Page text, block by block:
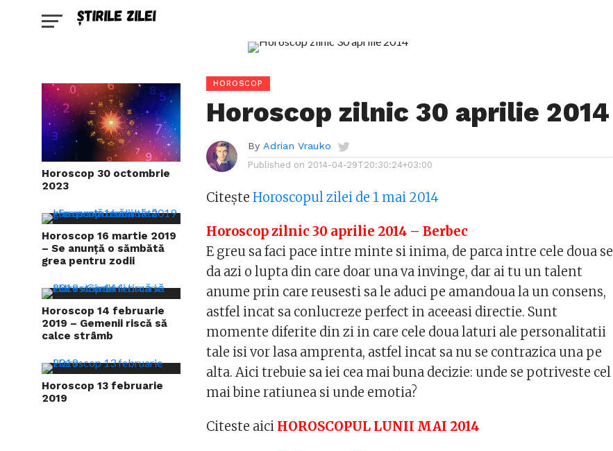
Horoscop 30 octombrie
2023
Horoscop 16 martie 2019
– Se anunță o sămbătă
grea pentru zodii
Horoscop 14 februarie
2019 – Gemenii riscă să
calce strâmb
Horoscop 13 februarie
2019
HOROSCOP
Horoscop zilnic 30 aprilie 2014
By Adrian Vrauko
Published on 2014-04-29T20:30:24+03:00
CiteșteHoroscopul zilei de 1 mai 2014
Horoscop zilnic 30 aprilie 2014 – Berbec
E greu sa faci pace intre minte si inima, de parca intre cele doua se
da azi o lupta din care doar una va invinge, dar ai tu un talent
anume prin care reusesti sa le aduci pe amandoua la un consens,
astfel incat sa conlucreze perfect in aceeasi directie. Sunt
momente diferite din zi in care cele doua laturi ale personalitatii
tale isi vor lasa amprenta, astfel incat sa nu se contrazica una pe
alta. Aici trebuie sa iei cea mai buna decizie: unde se potriveste cel
mai bine ratiunea si unde emotia?
Citeste aici HOROSCOPUL LUNII MAI 2014